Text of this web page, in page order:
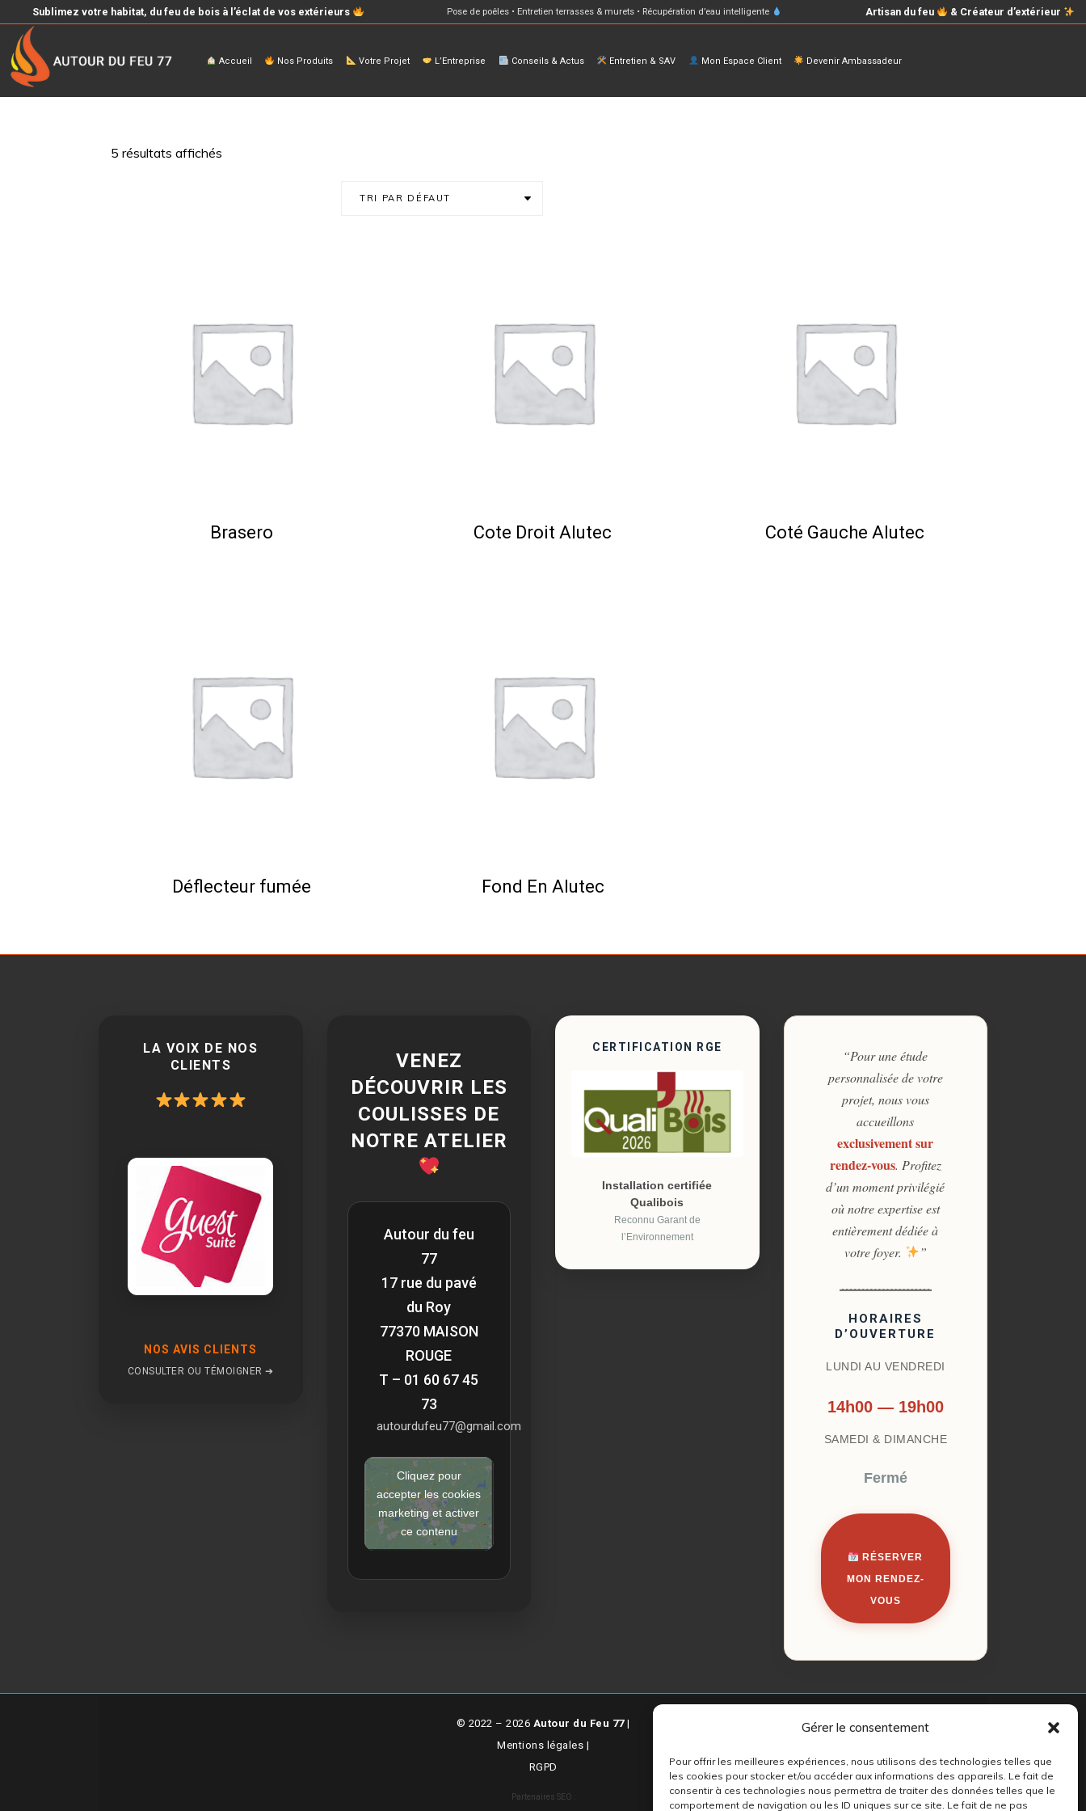
Gérer le consentement
Pour offrir les meilleures expériences, nous utilisons des technologies telles que
les cookies pour stocker et/ou accéder aux informations des appareils. Le fait de
consentir à ces technologies nous permettra de traiter des données telles que le
comportement de navigation ou les ID uniques sur ce site. Le fait de ne pas
Sublimez votre habitat, du feu de bois à l’éclat de vos extérieurs Pose de poêles • Entretien terrasses & murets • Récupération d’eau intelligente Artisan du feu & Créateur d’extérieur
Accueil Nos Produits Votre Projet L’Entreprise Conseils & Actus Entretien & SAV Mon Espace Client Devenir Ambassadeur
5 résultats affichés
TRI PAR DÉFAUT
Brasero Cote Droit Alutec Coté Gauche Alutec
Déflecteur fumée Fond En Alutec
LA VOIX DE NOS
CLIENTS
NOS AVIS CLIENTS
CONSULTER OU TÉMOIGNER ➔
VENEZ
DÉCOUVRIR LES
COULISSES DE
NOTRE ATELIER
Autour du feu
77
17 rue du pavé
du Roy
77370 MAISON
ROUGE
T – 01 60 67 45
73
autourdufeu77@gmail.com
Cliquez pour
accepter les cookies
marketing et activer
ce contenu
CERTIFICATION RGE
Installation certifiée
Qualibois
Reconnu Garant de
l’Environnement
“Pour une étude
personnalisée de votre
projet, nous vous
accueillons
exclusivement sur
rendez-vous. Profitez
d’un moment privilégié
où notre expertise est
entièrement dédiée à
votre foyer.
”
HORAIRES
D’OUVERTURE
LUNDI AU VENDREDI
14h00 — 19h00
SAMEDI & DIMANCHE
Fermé
RÉSERVER
MON RENDEZ-
VOUS
© 2022 – 2026 Autour du Feu 77|
Mentions légales |
RGPD
Partenaires SEO :